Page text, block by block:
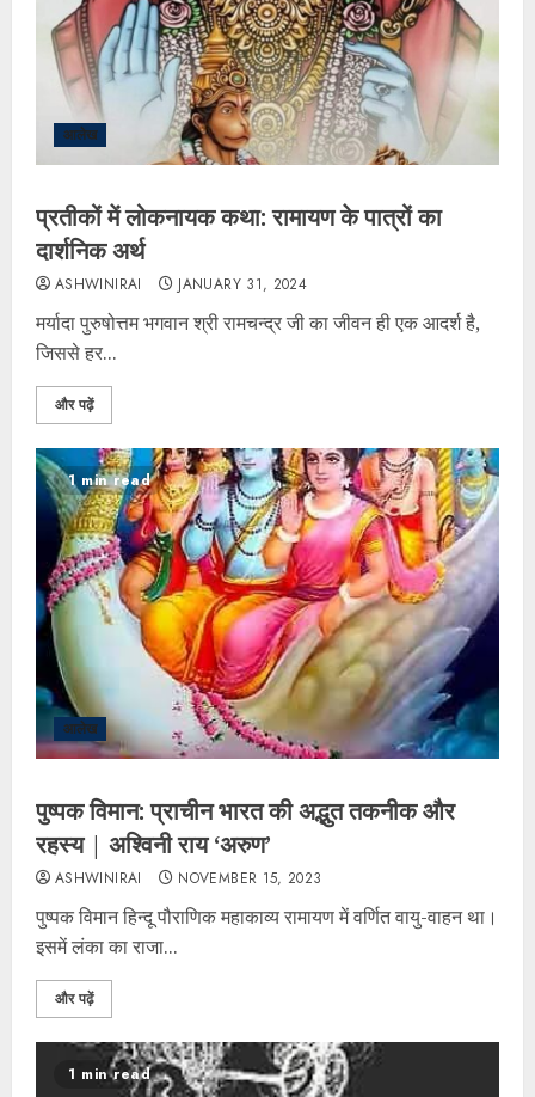
आलेख
प्रतीकों में लोकनायक कथा: रामायण के पात्रों का
दार्शनिक अर्थ
ASHWINIRAI JANUARY 31, 2024
मर्यादा पुरुषोत्तम भगवान श्री रामचन्द्र जी का जीवन ही एक आदर्श है,
जिससे हर...
और पढ़ें
1 min read
आलेख
पुष्पक विमान: प्राचीन भारत की अद्भुत तकनीक और
रहस्य | अश्विनी राय ‘अरुण’
ASHWINIRAI NOVEMBER 15, 2023
पुष्पक विमान हिन्दू पौराणिक महाकाव्य रामायण में वर्णित वायु-वाहन था।
इसमें लंका का राजा...
और पढ़ें
1 min read